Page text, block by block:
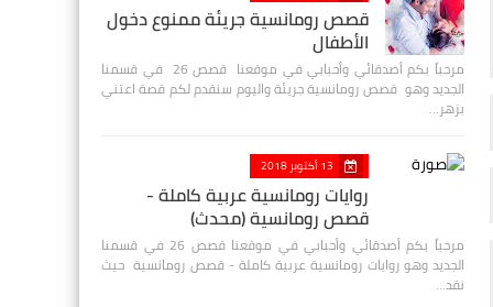
قصص رومانسية جريئة ممنوع دخول
الأطفال
مرحباً بكم أصدقائي وأحبابي في موقعنا قصص 26 في قسمنا
الجديد وهو قصص رومانسية جريئة واليوم سنقدم لكم قصة اعتني
بزهر…
13 أكتوبر 2018
روايات رومانسية عربية كاملة -
قصص رومانسية (محدث)
مرحباً بكم أصدقائي وأحبابي في موقعنا قصص 26 في قسمنا
الجديد وهو روايات رومانسية عربية كاملة - قصص رومانسية حيث
نقد…